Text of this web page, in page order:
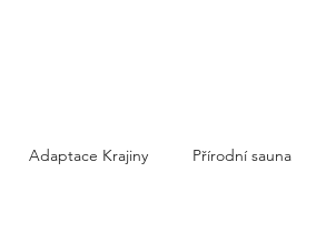
Adaptace Krajiny Přírodní sauna